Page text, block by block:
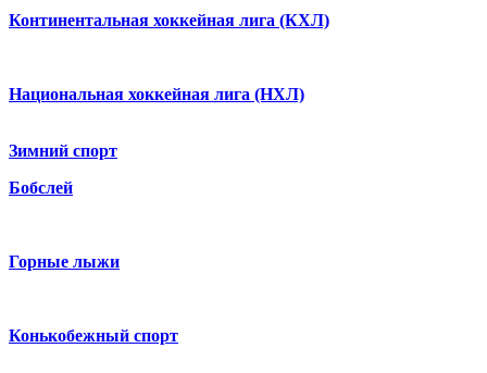
Континентальная хоккейная лига (КХЛ)
Национальная хоккейная лига (НХЛ)
Зимний спорт
Бобслей
Горные лыжи
Конькобежный спорт